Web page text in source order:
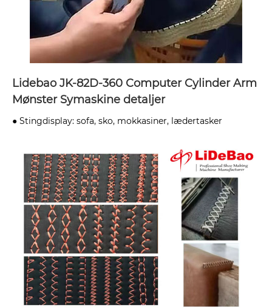
Lidebao JK-82D-360 Computer Cylinder Arm
Mønster Symaskine detaljer
● Stingdisplay: sofa, sko, mokkasiner, lædertasker